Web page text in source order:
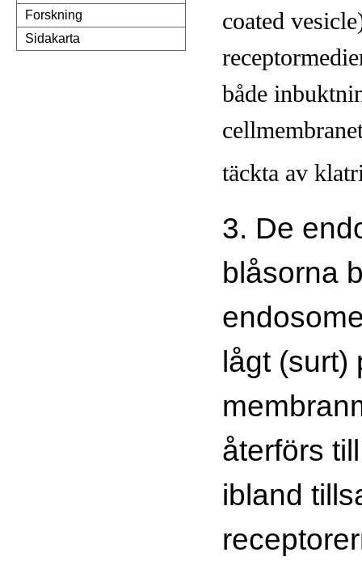
Forskning
Sidakarta
coated
både
täckta av
3. De
blåsorna
lågt (surt)
återförs
ibland